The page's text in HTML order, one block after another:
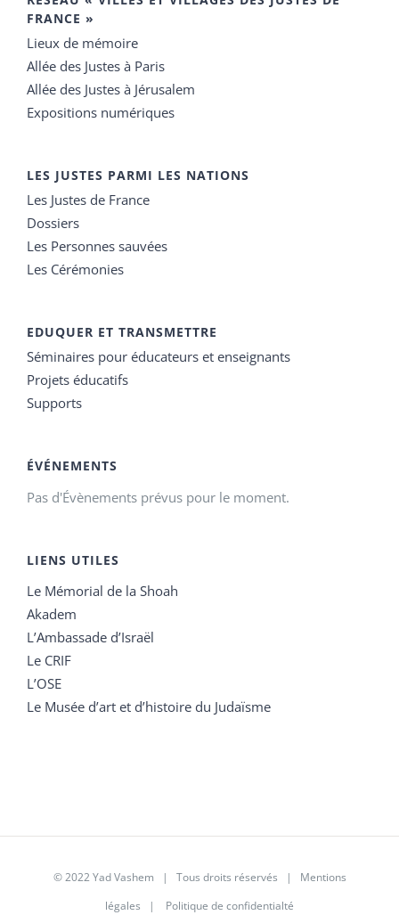
FRANCE »
Lieux de mémoire
Allée des Justes à Paris
Allée des Justes à Jérusalem
Expositions numériques
LES JUSTES PARMI LES NATIONS
Les Justes de France
Dossiers
Les Personnes sauvées
Les Cérémonies
EDUQUER ET TRANSMETTRE
Séminaires pour éducateurs et enseignants
Projets éducatifs
Supports
ÉVÉNEMENTS
Pas d'Évènements prévus pour le moment.
LIENS UTILES
Le Mémorial de la Shoah
Akadem
L’Ambassade d’Israël
Le CRIF
L’OSE
Le Musée d’art et d’histoire du Judaïsme
© 2022 Yad Vashem | Tous droits réservés | Mentions
légales | Politique de confidentialté